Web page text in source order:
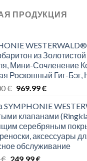
ПРОДУКЦИЯ
из
Мини-Сочленение
Роскошный Гиг-Бэг,
€ Original
was:
2,499.00 €.
969.99€Current
is:
969.99 €.
SYMPHONIE
клапанами
серебряным
аксессуары
обслуживание
€ Original
249.99€Current